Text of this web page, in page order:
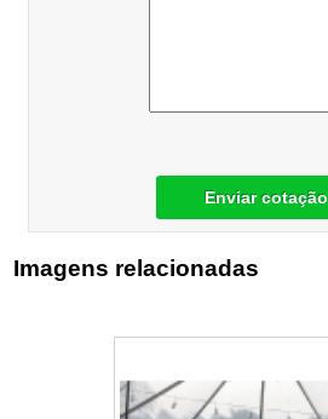
Enviar cotação
Imagens relacionadas